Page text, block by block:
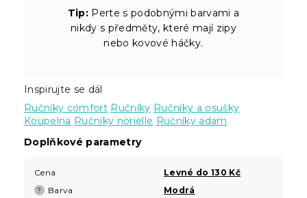
Tip: Perte s podobnými barvami a
nikdy s předměty, které mají zipy
nebo kovové háčky.
Inspirujte se dál
Ručníky comfort Ručníky Ručníky a osušky
Koupelna Ručníky norielle Ručníky adam
Doplňkové parametry
Cena Levné do 130 Kč
? Barva Modrá